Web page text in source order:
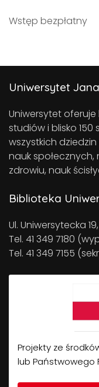
Wstęp bezpłatny
Uniwersytet
Uniwersytet
studiów i blisko
wszystkich
nauk
zdrowiu, nauk
Biblioteka
Ul. Uniwersytecka
Tel. 41 349 7180
Tel. 41 349 7155
Projekty ze
lub Państwowego